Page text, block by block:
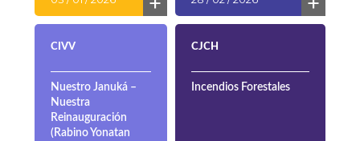
CIVV
Nuestro Januká –
Nuestra
Reinauguración
(Rabino Yonatan
CJCH
Incendios Forestales